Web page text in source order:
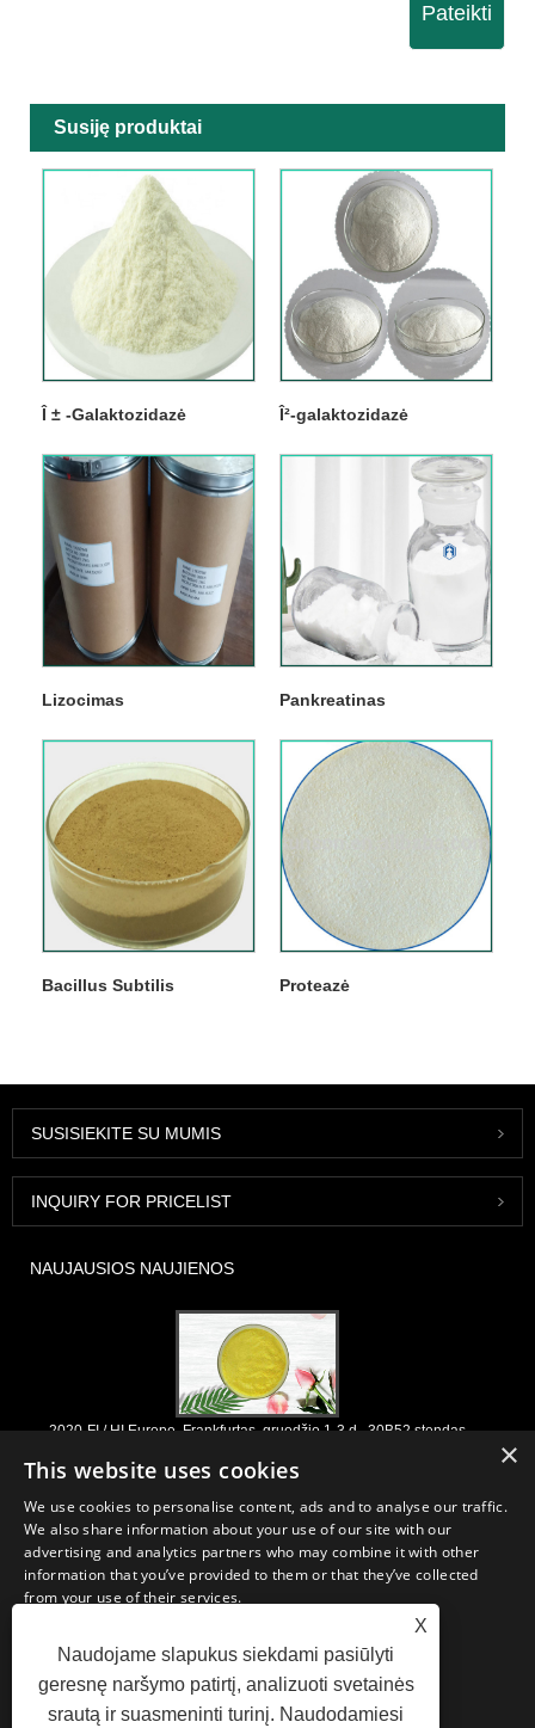
Pateikti
Susiję produktai
Î ± -Galaktozidazė Î²-galaktozidazė
Lizocimas Pankreatinas
Bacillus Subtilis Proteazė
SUSISIEKITE SU MUMIS
INQUIRY FOR PRICELIST
NAUJAUSIOS NAUJIENOS
2020-FI / HI Europe, Frankfurtas, gruodžio 1-3 d., 30B52 stendas
2021/03/30
Mes kuriame, platiname ir platiname pagrindinius ingredientus ir
produktus, skirtus maisto produktams, maisto papildams ir
funkcionalioms maisto ir gėrimų pramonei, pagaminti iš pirminių
gamybos įmonių Kinijoje, Japonijoje ir Korėjoje, kur turime ilgametę
patirtį ir esame labai gerai įsitvirtinę. Mūsų patirtis ir reputacija
apsirūpinant naudinga mūsų partneriams visame pasaulyje.
X
Naudojame slapukus siekdami pasiūlyti
geresnę naršymo patirtį, analizuoti svetainės
srautą ir suasmeninti turinį. Naudodamiesi
×
This website uses cookies
We use cookies to personalise content, ads and to analyse our traffic.
We also share information about your use of our site with our
advertising and analytics partners who may combine it with other
information that you’ve provided to them or that they’ve collected
from your use of their services.
PERFORMANCE
TARGETING FUNCTIONALITY